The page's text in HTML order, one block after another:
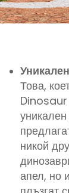
Това,
Dinosaur
никой
апел, но